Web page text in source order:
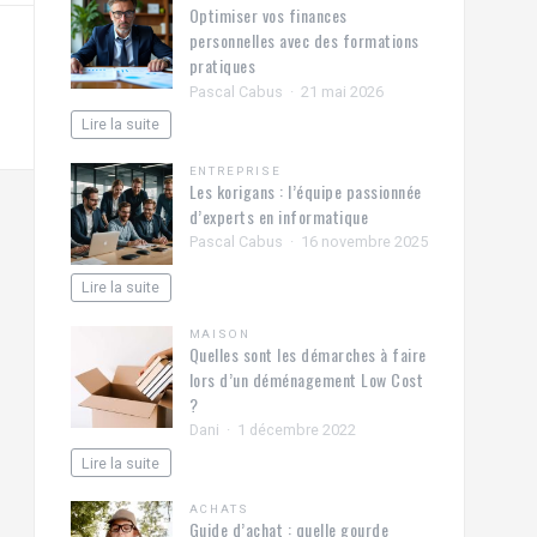
Optimiser vos finances
personnelles avec des formations
pratiques
Pascal Cabus
21 mai 2026
Lire la suite
ENTREPRISE
Les korigans : l’équipe passionnée
d’experts en informatique
Pascal Cabus 16 novembre 2025
Lire la suite
MAISON
Quelles sont les démarches à faire
lors d’un déménagement Low Cost
?
Dani
1 décembre 2022
Lire la suite
ACHATS
Guide d’achat : quelle gourde